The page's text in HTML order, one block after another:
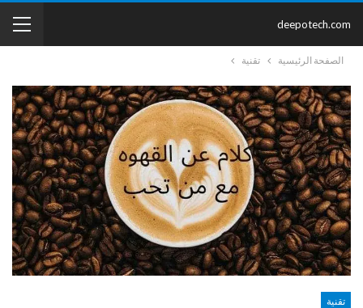
deepotech.com
الصفحة الرئيسية تقنية
تقنية